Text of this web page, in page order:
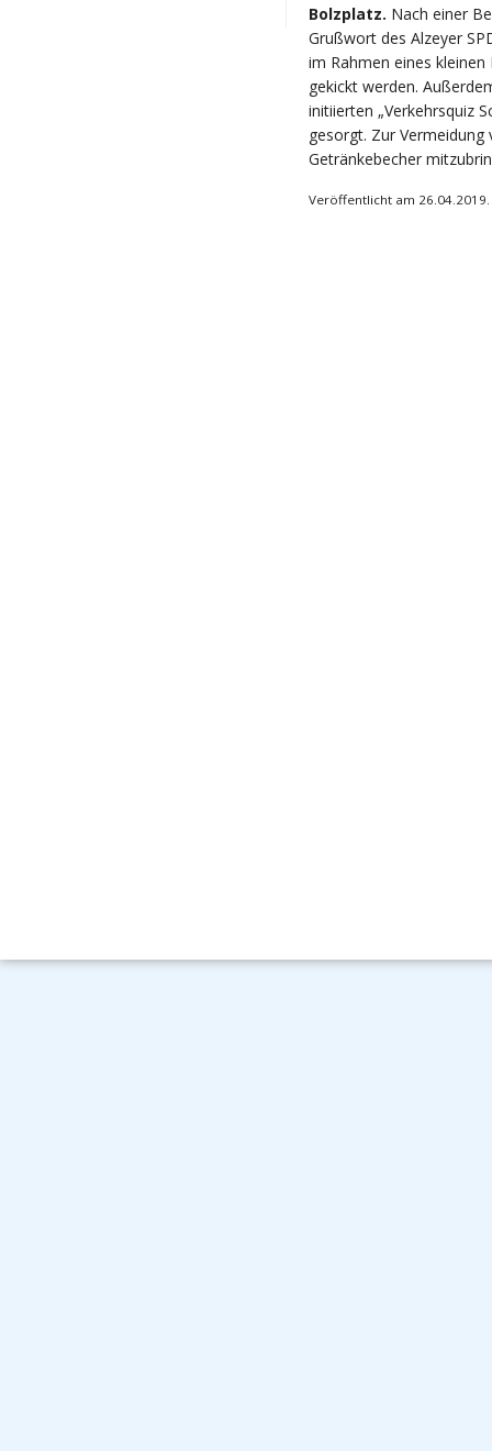
Bolzplatz. Nach einer
Grußwort des Alzeyer
im Rahmen eines
gekickt werden.
initiierten „Verkehrsquiz
gesorgt. Zur
Getränkebecher
Veröffentlicht am 26.04.2019.